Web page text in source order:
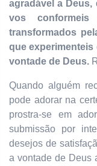
agradável a
vos
transformados
que experimenteis
vontade de Deus.
Quando alguém
pode adorar na
prostra-se em
submissão por
desejos de
a vontade de Deus